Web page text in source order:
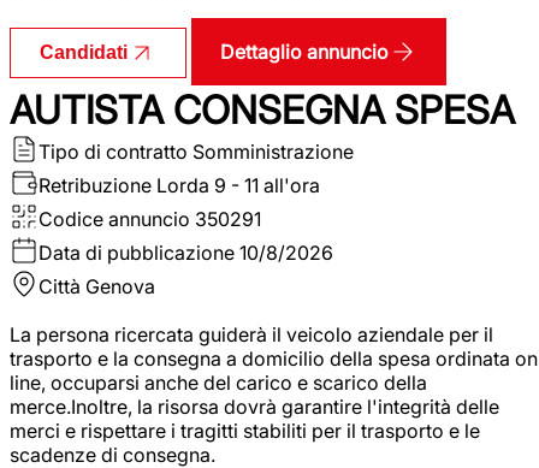
Candidati Dettaglio annuncio
AUTISTA CONSEGNA SPESA
Tipo di contratto Somministrazione
Retribuzione Lorda 9 - 11 all'ora
Codice annuncio 350291
Data di pubblicazione 10/8/2026
Città Genova
La persona ricercata guiderà il veicolo aziendale per il
trasporto e la consegna a domicilio della spesa ordinata on
line, occuparsi anche del carico e scarico della
merce.Inoltre, la risorsa dovrà garantire l'integrità delle
merci e rispettare i tragitti stabiliti per il trasporto e le
scadenze di consegna.